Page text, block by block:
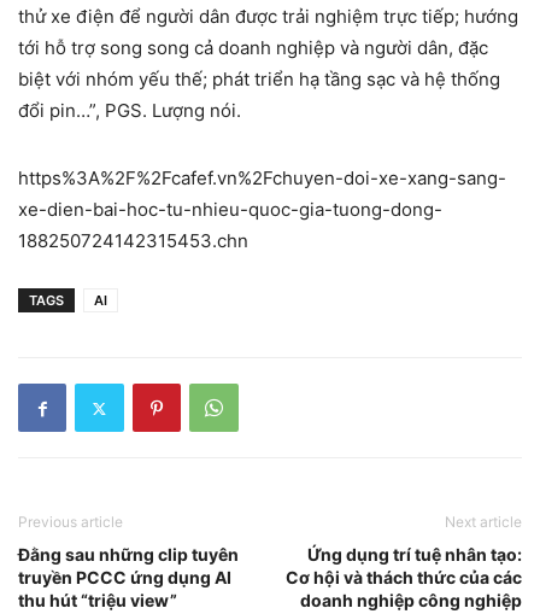
thử xe điện để người dân được trải nghiệm trực tiếp; hướng
tới hỗ trợ song song cả doanh nghiệp và người dân, đặc
biệt với nhóm yếu thế; phát triển hạ tầng sạc và hệ thống
đổi pin…”, PGS. Lượng nói.
https%3A%2F%2Fcafef.vn%2Fchuyen-doi-xe-xang-sang-
xe-dien-bai-hoc-tu-nhieu-quoc-gia-tuong-dong-
188250724142315453.chn
TAGS AI
Previous article
Đằng sau những clip tuyên
truyền PCCC ứng dụng AI
thu hút “triệu view”
Next article
Ứng dụng trí tuệ nhân tạo:
Cơ hội và thách thức của các
doanh nghiệp công nghiệp